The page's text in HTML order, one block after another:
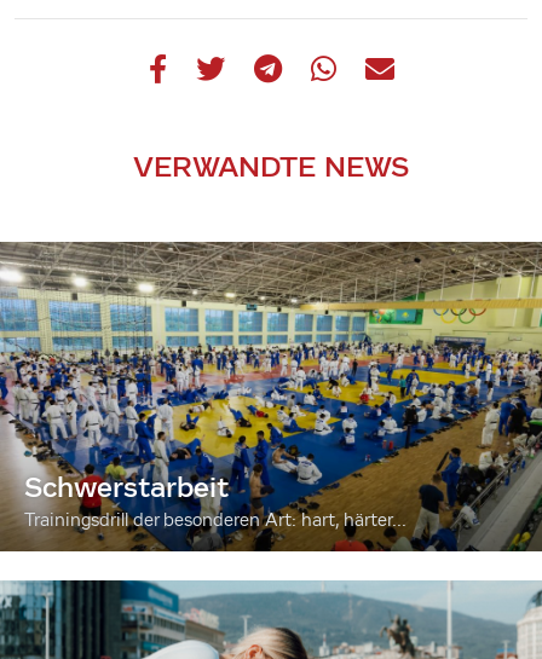
VERWANDTE NEWS
Schwerstarbeit
Trainingsdrill der besonderen Art: hart, härter...